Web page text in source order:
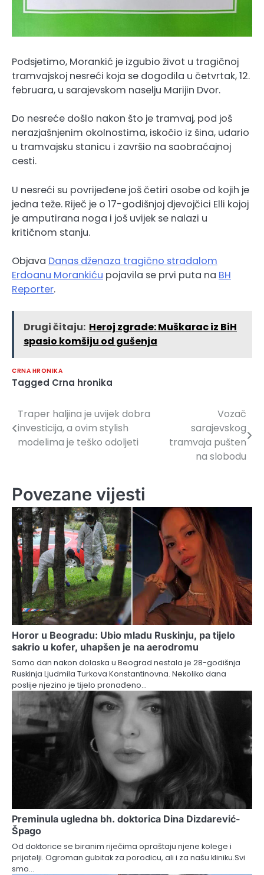
Podsjetimo, Morankić je izgubio život u tragičnoj
tramvajskoj nesreći koja se dogodila u četvrtak, 12.
februara, u sarajevskom naselju Marijin Dvor.
Do nesreće došlo nakon što je tramvaj, pod još
nerazjašnjenim okolnostima, iskočio iz šina, udario
u tramvajsku stanicu i završio na saobraćajnoj
cesti.
U nesreći su povrijeđene još četiri osobe od kojih je
jedna teže. Riječ je o 17-godišnjoj djevojčici Elli kojoj
je amputirana noga i još uvijek se nalazi u
kritičnom stanju.
Objava Danas dženaza tragično stradalom
Erdoanu Morankiću pojavila se prvi puta na BH
Reporter.
Drugi čitaju: Heroj zgrade: Muškarac iz BiH
spasio komšiju od gušenja
CRNA HRONIKA
Tagged Crna hronika
Navigacija
članaka
Traper haljina je uvijek dobra
investicija, a ovim stylish
modelima je teško odoljeti
Vozač
sarajevskog
tramvaja pušten
na slobodu
Povezane vijesti
Horor u Beogradu: Ubio mladu Ruskinju, pa tijelo
sakrio u kofer, uhapšen je na aerodromu
Samo dan nakon dolaska u Beograd nestala je 28-godišnja
Ruskinja Ljudmila Turkova Konstantinovna. Nekoliko dana
poslije njezino je tijelo pronađeno…
Preminula ugledna bh. doktorica Dina Dizdarević-
Špago
Od doktorice se biranim riječima opraštaju njene kolege i
prijatelji. Ogroman gubitak za porodicu, ali i za našu kliniku.Svi
smo…